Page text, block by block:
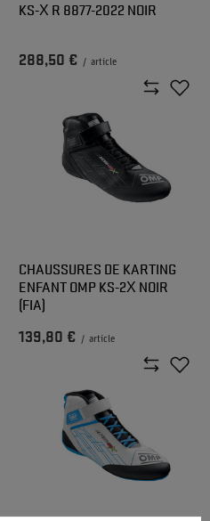
KS-X R 8877-2022 NOIR
288,50 € / article
CHAUSSURES DE KARTING
ENFANT OMP KS-2X NOIR
(FIA)
139,80 € / article